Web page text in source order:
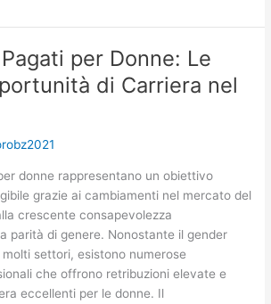
per Donne: Le
di Carriera nel
donne rappresentano un obiettivo
grazie ai cambiamenti nel mercato del
crescente consapevolezza
parità di genere. Nonostante il gender
settori, esistono numerose
che offrono retribuzioni elevate e
eccellenti per le donne. Il